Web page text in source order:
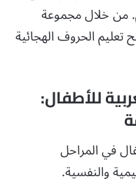
من خلال مجموعة
تعليم الحروف الهجائية
للأطفال:
في المراحل
والنفسية.